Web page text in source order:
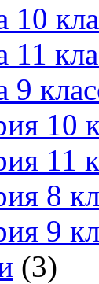
10
11
9
10
11
8
9
(3)